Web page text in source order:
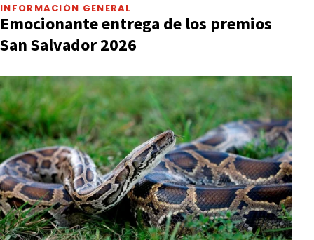
INFORMACIÓN GENERAL
Emocionante entrega de los premios
San Salvador 2026